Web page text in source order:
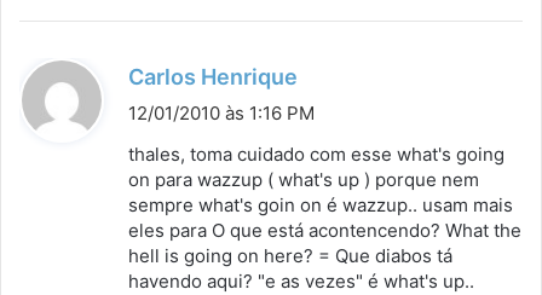
Carlos Henrique
i
s
e
:
12/01/2010 às 1:16 PM
thales, toma cuidado com esse what's going
on para wazzup ( what's up ) porque nem
sempre what's goin on é wazzup.. usam mais
eles para O que está acontencendo? What the
hell is going on here? = Que diabos tá
havendo aqui? "e as vezes" é what's up..